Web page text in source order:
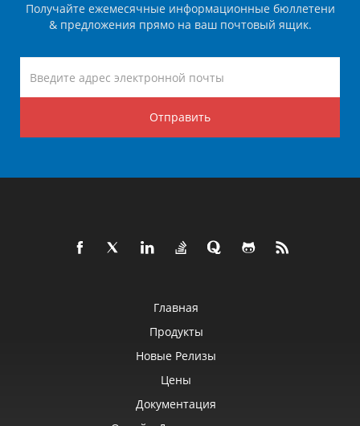
Получайте ежемесячные информационные бюллетени
& предложения прямо на ваш почтовый ящик.
Отправить
Главная
Продукты
Новые Релизы
Цены
Документация